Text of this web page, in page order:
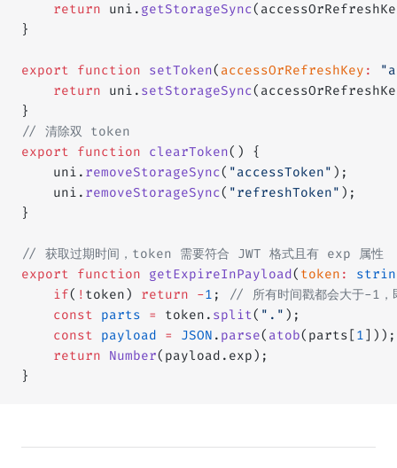
	return
uni. getStorageSync
}
export function setToken( accessOrRefreshKey :
	return
uni. setStorageSync
}
// 清除双 token
export function clearToken() {
	uni.
removeStorageSync( "accessToken" );
	uni.
removeStorageSync( "refreshToken" );
}
// 获取过期时间，token 需要符合 JWT 格式且有 exp 属性
export function getExpireInPayload( token :
	if
( ! token) return -1 ;
// 所有时间戳都会大于-1，
	const
parts = token. split( "." );
	const
payload = JSON . parse( atob(parts[ 1]));
	return
Number(payload.exp);
}